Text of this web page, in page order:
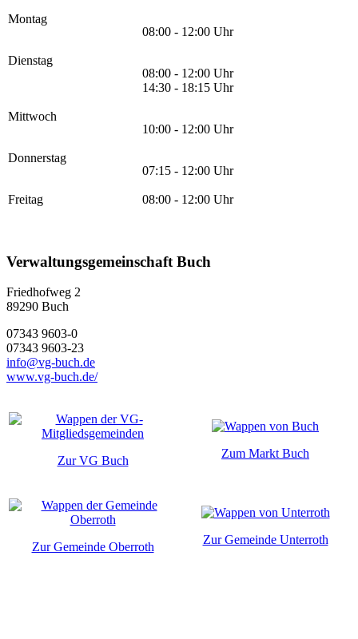
Montag
08:00 - 12:00 Uhr
Dienstag
08:00 - 12:00 Uhr
14:30 - 18:15 Uhr
Mittwoch
10:00 - 12:00 Uhr
Donnerstag
07:15 - 12:00 Uhr
Freitag 08:00 - 12:00 Uhr
Verwaltungsgemeinschaft Buch
Friedhofweg 2
89290 Buch
07343 9603-0
07343 9603-23
info@vg-buch.de
www.vg-buch.de/
Zur VG Buch
Zum Markt Buch
Zur Gemeinde Oberroth
Zur Gemeinde Unterroth